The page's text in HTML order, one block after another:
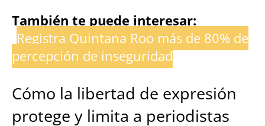
También te puede interesar:
Registra Quintana Roo más de 80% de
percepción de inseguridad
Cómo la libertad de expresión
protege y limita a periodistas